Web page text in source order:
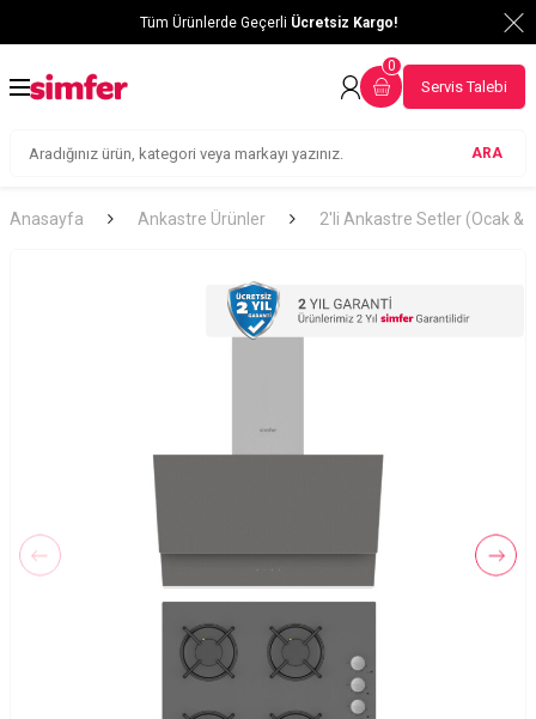
Tüm Ürünlerde Geçerli Ücretsiz Kargo!
ARA
0
Servis Talebi
Anasayfa Ankastre Ürünler 2'li Ankastre Setler (Ocak &